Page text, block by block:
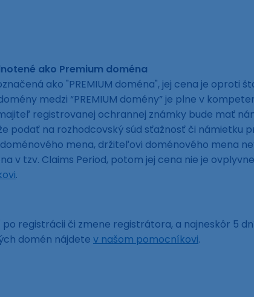
ako Premium doména
ako "PREMIUM doména", jej cena je oproti
medzi “PREMIUM domény” je plne v
registrovanej ochrannej známky bude mať
podať na rozhodcovský súd sťažnosť či námietku
mena, držiteľovi doménového mena
v tzv. Claims Period, potom jej cena nie je
.
registrácii či zmene registrátora, a najneskôr 5
domén nájdete v našom pomocníkovi.